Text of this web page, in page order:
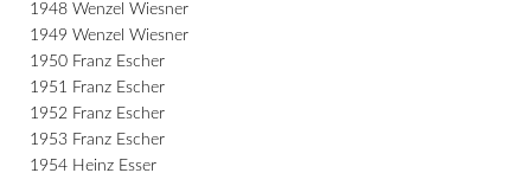
1948 Wenzel Wiesner
1949 Wenzel Wiesner
1950 Franz Escher
1951 Franz Escher
1952 Franz Escher
1953 Franz Escher
1954 Heinz Esser